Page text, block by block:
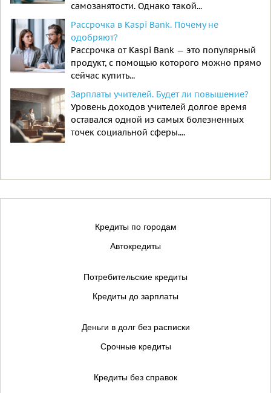
самозанятости. Однако такой...
Рассрочка в Kaspi Bank. Почему не
одобряют?
Рассрочка от Kaspi Bank — это популярный
продукт, с помощью которого можно прямо
сейчас купить...
Зарплаты учителей. Будет ли повышение?
Уровень доходов учителей долгое время
оставался одной из самых болезненных
точек социальной сферы....
Кредиты по городам
Автокредиты
Потребительские кредиты
Кредиты до зарплаты
Деньги в долг без расписки
Срочные кредиты
Кредиты без справок